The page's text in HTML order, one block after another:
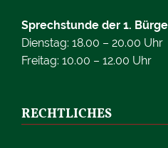
Sprechstunde der 1.
Dienstag: 18.00 – 20.00 Uhr
Freitag: 10.00 – 12.00 Uhr
RECHTLICHES